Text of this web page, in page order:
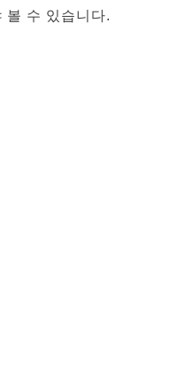
볼 수 있습니다.